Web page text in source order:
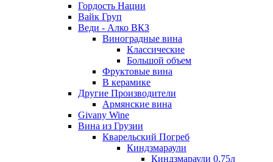
Гордость Нации
Вайк Груп
Веди - Алко ВКЗ
Виноградные вина
Классические
Большой объем
Фруктовые вина
В керамике
Другие Производители
Армянские вина
Givany Wine
Вина из Грузии
Кварельский Погреб
Киндзмараули
Киндзмараули 0,75л